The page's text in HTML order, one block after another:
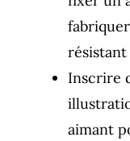
résistant
Inscrire
aimant